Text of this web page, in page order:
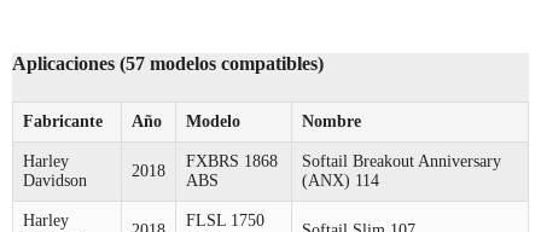
Aplicaciones (57 modelos compatibles)
Fabricante Año Modelo Nombre
Harley
Davidson
2018
FXBRS 1868
ABS
Softail Breakout Anniversary
(ANX) 114
Harley
FLSL 1750